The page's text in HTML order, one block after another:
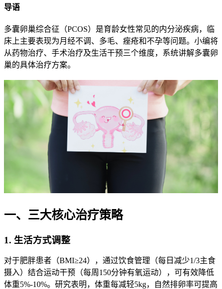
导语
多囊卵巢综合征（PCOS）是育龄女性常见的内分泌疾病，临
床上主要表现为月经不调、多毛、痤疮和不孕等问题。小编将
从药物治疗、手术治疗及生活干预三个维度，系统讲解多囊卵
巢的具体治疗方案。
一、三大核心治疗策略
1. 生活方式调整
对于肥胖患者（BMI≥24），通过饮食管理（每日减少1/3主食
摄入）结合运动干预（每周150分钟有氧运动），可有效降低
体重5%-10%。研究表明，体重每减轻5kg，自然排卵率可提高